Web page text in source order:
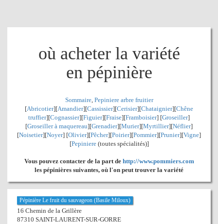
où acheter la variété
en pépinière
Sommaire, Pepiniere arbre fruitier
[Abricotier][Amandier][Cassissier][Cerisier][Chataignier][Chêne
truffier][Cognassier][Figuier][Fraise][Framboisier] [Groseiller]
[Groseiller à maquereau][Grenadier][Murier][Myrtillier][Néflier]
[Noisetier][Noyer] [Olivier][Pêcher][Poirier][Pommier][Prunier][Vigne]
[Pepiniere(toutes spécialités)]
Vous pouvez contacter de la part de http://www.pommiers.com
les pépinières suivantes, où l'on peut trouver la variété
Pépinière Le fruit du sauvageon (Basile Miloux)
16 Chemin de la Grillère
87310 SAINT-LAURENT-SUR-GORRE